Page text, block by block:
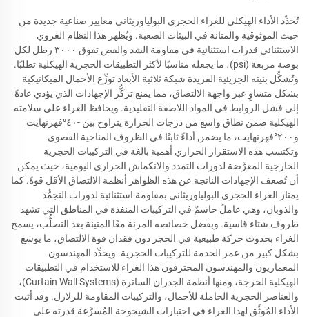
تُحدِّد الأداء الهيكلي للغراء الحجري البولياوريثاني معايير صناعية جديدة من
حيث الموثوقية والمتانة في البيئات الصعبة. ويُظهر هذا النظام الغروي
الاستثنائي قدرات استثنائية في مقاومة الشد والقص تفوق ٣٠٠٠ رطل لكل
بوصة مربعة (psi)، ما يجعله مناسبًا لأكثر التطبيقات الحجرية الهيكلية تطلبًا.
وتُشكِّل بنيته الجزيئية الفريدة شبكة ثلاثية الأبعاد توزِّع الأحمال الميكانيكية
بشكل متساوٍ عبر واجهة الالتصاق، مما يمنع تركُّز الإجهادات الذي يؤدي عادةً
إلى فشل الروابط في المواد اللاصقة التقليدية. ويحافظ الغراء على سلامته
الهيكلية ضمن نطاق واسع من درجات الحرارة يتراوح بين -٤٠°فهرنهايت
و٢٠٠°فهرنهايت، ما يضمن أداءً ثابتًا في الظروف المناخية القصوى.
وتكتسب هذه الاستقرار الحراري أهمية بالغة في التركيبات الحجرية
الخارجية المعرَّضة لدورات التمدد والانكماش الحراري اليومية، حيث يمكن
أن تُضعف الإجهادات الناتجة عن هذه الظواهر أنظمة الالتصاق الأقل قوةً. كما
يمتاز الغراء الحجري البولياوريثاني بمقاومة استثنائية لدورات التجمُّد
والذوبان، وهي عاملٌ حاسمٌ في التركيبات المنفذة في المناطق التي تشهد
ظروف شتاء قاسية. وبفضل خصائصه المرنة معًا المتينة بعد التصلُّب، يسمح
الغراء بحدوث حركة طبيعية في الحجر دون فقدان قوة الالتصاق، ما يوسع
بشكل كبير من عمر الخدمة للتركيبات الحجرية. ويحدِّد المهندسون
المعماريون والمهندسون المحترفون هذا الغراء للاستخدام في التطبيقات
الهيكلية الحرجة، ومنها أنظمة الجدران الساترة (Curtain Wall Systems)،
والعناصر الحجرية الحاملة للأحمال، والتركيبات المقاومة للزلازل. وقد أثبت
الأداء المُوثَّق لهذا الغراء في اختبارات الشيخوخة المُسرَّعة قدرته على